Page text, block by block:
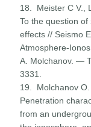
18. Meister С V.,
To the question
effects // Seismo
Atmosphere-
A. Molchanov. —
3331.
19. Molchanov О.
Penetration
from an